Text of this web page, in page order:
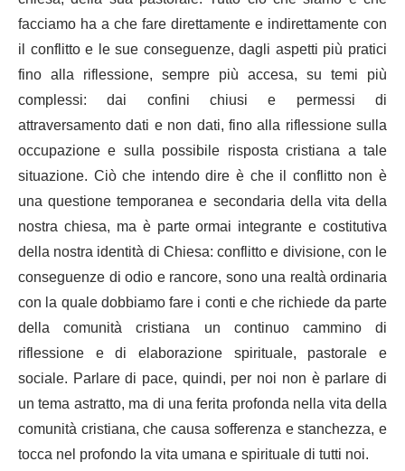
facciamo ha a che fare direttamente e indirettamente con
il conflitto e le sue conseguenze, dagli aspetti più pratici
fino alla riflessione, sempre più accesa, su temi più
complessi: dai confini chiusi e permessi di
attraversamento dati e non dati, fino alla riflessione sulla
occupazione e sulla possibile risposta cristiana a tale
situazione. Ciò che intendo dire è che il conflitto non è
una questione temporanea e secondaria della vita della
nostra chiesa, ma è parte ormai integrante e costitutiva
della nostra identità di Chiesa: conflitto e divisione, con le
conseguenze di odio e rancore, sono una realtà ordinaria
con la quale dobbiamo fare i conti e che richiede da parte
della comunità cristiana un continuo cammino di
riflessione e di elaborazione spirituale, pastorale e
sociale. Parlare di pace, quindi, per noi non è parlare di
un tema astratto, ma di una ferita profonda nella vita della
comunità cristiana, che causa sofferenza e stanchezza, e
tocca nel profondo la vita umana e spirituale di tutti noi.